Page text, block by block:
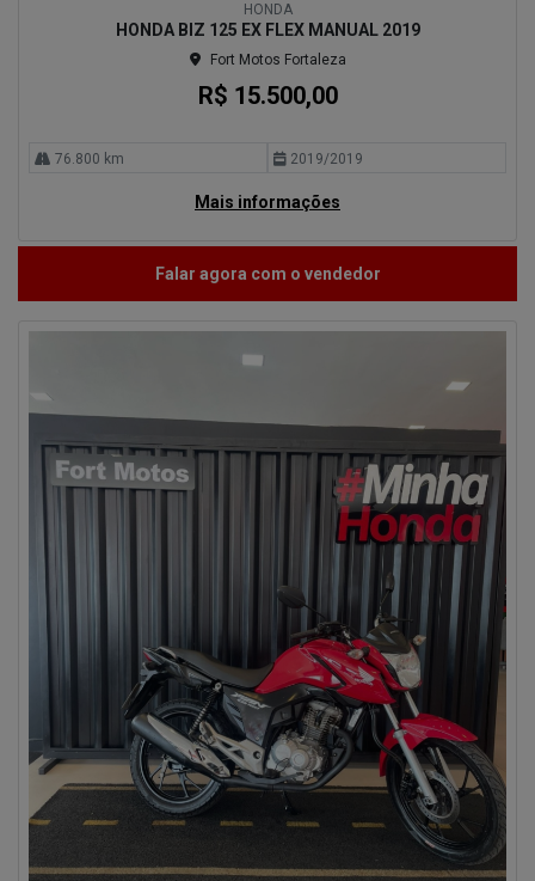
HONDA
HONDA BIZ 125 EX FLEX MANUAL 2019
Fort Motos Fortaleza
R$ 15.500,00
76.800 km 2019/2019
Mais informações
Falar agora com o vendedor